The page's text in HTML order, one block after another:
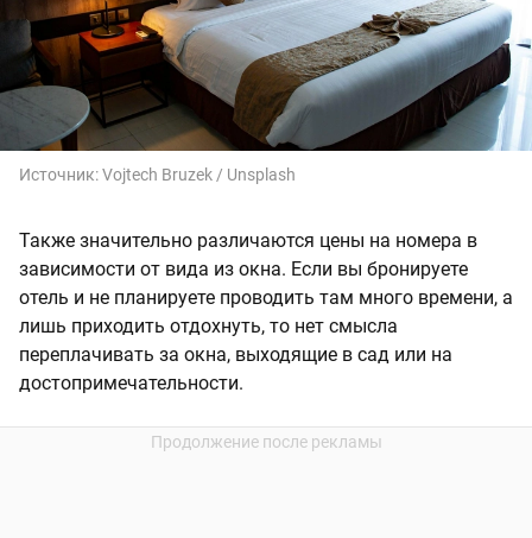
Источник:Vojtech Bruzek / Unsplash
Также значительно различаются цены на номера в
зависимости от вида из окна. Если вы бронируете
отель и не планируете проводить там много времени, а
лишь приходить отдохнуть, то нет смысла
переплачивать за окна, выходящие в сад или на
достопримечательности.